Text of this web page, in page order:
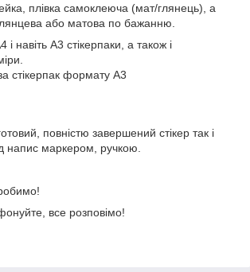
плівка самоклеюча (мат/глянець), а
або матова по бажанню.
навіть А3 стікерпаки, а також і
стікерпак формату А3
повністю завершений стікер так і
напис маркером, ручкою.
все розповімо!